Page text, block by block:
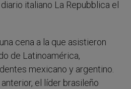
italiano La Repubblica el
cena a la que asistieron
de Latinoamérica,
mexicano y argentino.
el líder brasileño